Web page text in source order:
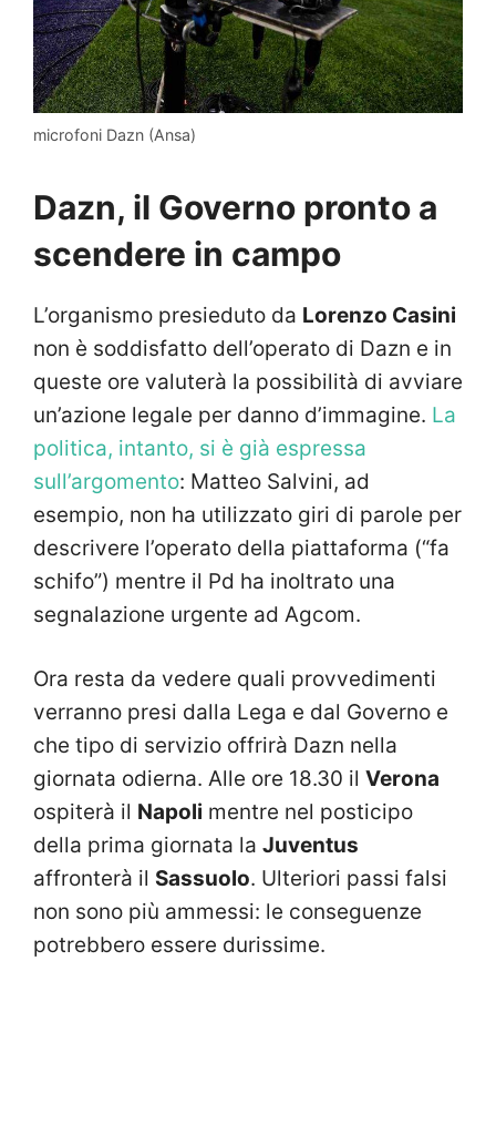
microfoni Dazn (Ansa)
Dazn, il Governo pronto a
scendere in campo
L’organismo presieduto da Lorenzo Casini
non è soddisfatto dell’operato di Dazn e in
queste ore valuterà la possibilità di avviare
un’azione legale per danno d’immagine. La
politica, intanto, si è già espressa
sull’argomento: Matteo Salvini, ad
esempio, non ha utilizzato giri di parole per
descrivere l’operato della piattaforma (“fa
schifo”) mentre il Pd ha inoltrato una
segnalazione urgente ad Agcom.
Ora resta da vedere quali provvedimenti
verranno presi dalla Lega e dal Governo e
che tipo di servizio offrirà Dazn nella
giornata odierna. Alle ore 18.30 il Verona
ospiterà il Napoli mentre nel posticipo
della prima giornata la Juventus
affronterà il Sassuolo. Ulteriori passi falsi
non sono più ammessi: le conseguenze
potrebbero essere durissime.